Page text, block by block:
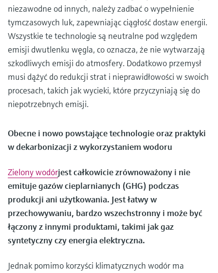
niezawodne od innych, należy zadbać o wypełnienie
tymczasowych luk, zapewniając ciągłość dostaw energii.
Wszystkie te technologie są neutralne pod względem
emisji dwutlenku węgla, co oznacza, że nie wytwarzają
szkodliwych emisji do atmosfery. Dodatkowo przemysł
musi dążyć do redukcji strat i nieprawidłowości w swoich
procesach, takich jak wycieki, które przyczyniają się do
niepotrzebnych emisji.
Obecne i nowo powstające technologie oraz praktyki
w dekarbonizacji z wykorzystaniem wodoru
Zielony wodórjest całkowicie zrównoważony i nie
emituje gazów cieplarnianych (GHG) podczas
produkcji ani użytkowania. Jest łatwy w
przechowywaniu, bardzo wszechstronny i może być
łączony z innymi produktami, takimi jak gaz
syntetyczny czy energia elektryczna.
Jednak pomimo korzyści klimatycznych wodór ma